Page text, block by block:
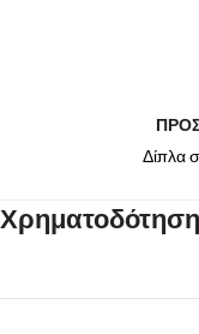
Δίπλα